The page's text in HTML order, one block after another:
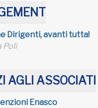
Dirigenti, avanti tutta!
Poli
AGLI ASSOCIATI
Enasco